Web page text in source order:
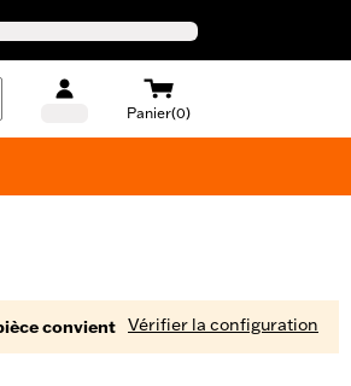
Panier(0)
convient Vérifier la configuration